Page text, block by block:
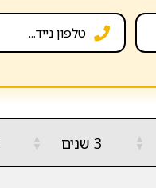
▲
▼ 3 שנים ▲
▼